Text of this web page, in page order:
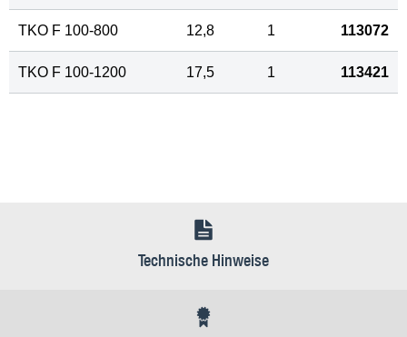
TKO F 100-800 12,8 1 113072
TKO F 100-1200 17,5 1 113421
Technische Hinweise